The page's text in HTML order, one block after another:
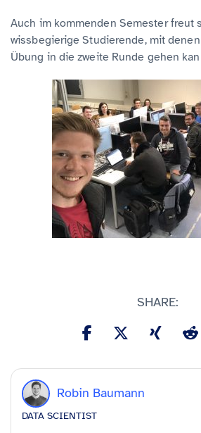
Auch im kommenden Semester freut
wissbegierige Studierende, mit
Übung in die zweite Runde gehen
SHARE:
Robin Baumann
DATA SCIENTIST